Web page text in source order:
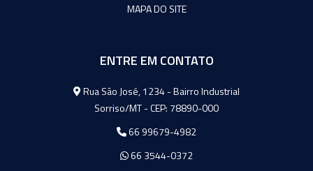
MAPA DO SITE
ENTRE EM CONTATO
Agromeq
Rua São José, 1234 - Bairro Industrial
Sorriso/MT - CEP: 78890-000
66 99679-4982
66 3544-0372